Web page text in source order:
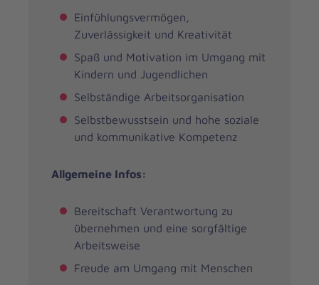
Einfühlungsvermögen,
Zuverlässigkeit und Kreativität
Spaß und Motivation im Umgang mit
Kindern und Jugendlichen
Selbständige Arbeitsorganisation
Selbstbewusstsein und hohe soziale
und kommunikative Kompetenz
Allgemeine Infos:
Bereitschaft Verantwortung zu
übernehmen und eine sorgfältige
Arbeitsweise
Freude am Umgang mit Menschen